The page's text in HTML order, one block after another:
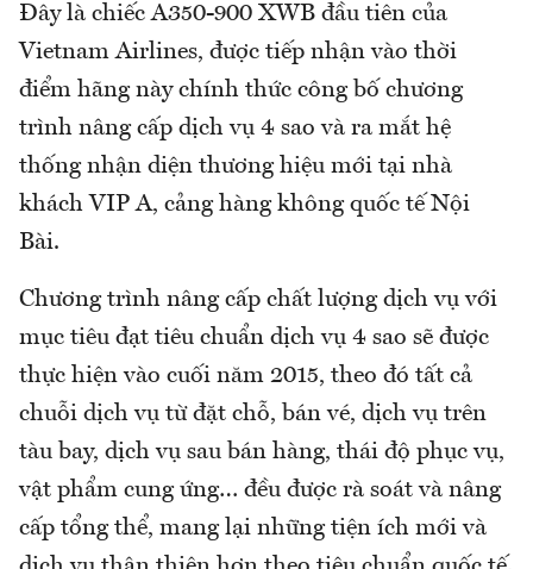
Đây là chiếc A350-900 XWB đầu tiên của
Vietnam Airlines, được tiếp nhận vào thời
điểm hãng này chính thức công bố chương
trình nâng cấp dịch vụ 4 sao và ra mắt hệ
thống nhận diện thương hiệu mới tại nhà
khách VIP A, cảng hàng không quốc tế Nội
Bài.
Chương trình nâng cấp chất lượng dịch vụ với
mục tiêu đạt tiêu chuẩn dịch vụ 4 sao sẽ được
thực hiện vào cuối năm 2015, theo đó tất cả
chuỗi dịch vụ từ đặt chỗ, bán vé, dịch vụ trên
tàu bay, dịch vụ sau bán hàng, thái độ phục vụ,
vật phẩm cung ứng… đều được rà soát và nâng
cấp tổng thể, mang lại những tiện ích mới và